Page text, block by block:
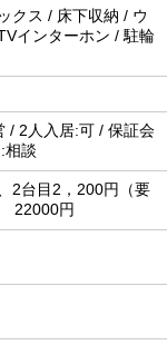
クス / 床下収納 / ウ
インターホン / 駐輪
/ 2人入居:可 / 保証会
相談
2台目2，200円（要
22000円